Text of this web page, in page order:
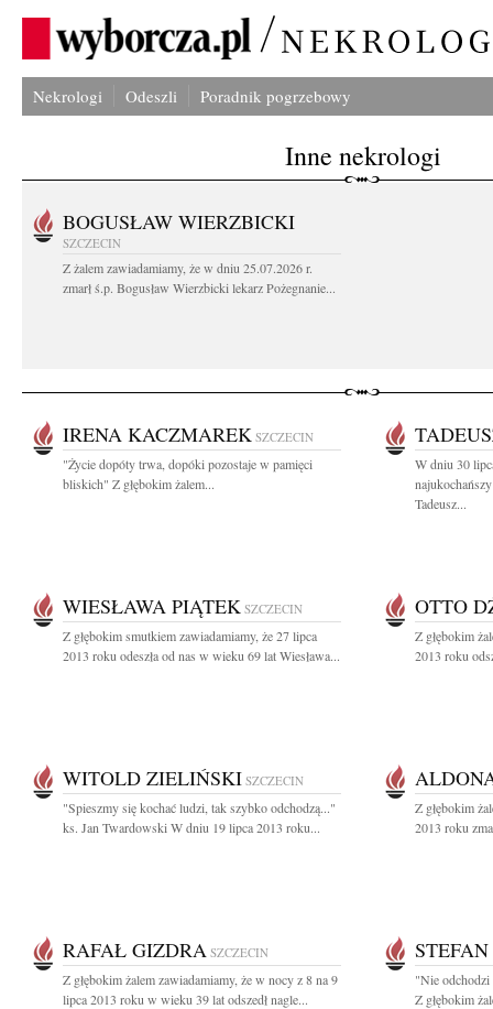
Nekrologi Odeszli Poradnik pogrzebowy
Inne nekrologi
BOGUSŁAW WIERZBICKI
SZCZECIN
Z żalem zawiadamiamy, że w dniu 25.07.2026 r.
zmarł ś.p. Bogusław Wierzbicki lekarz Pożegnanie...
IRENA KACZMAREK SZCZECIN
"Życie dopóty trwa, dopóki pozostaje w pamięci
bliskich" Z głębokim żalem...
W dniu 30
Tadeusz...
WIESŁAWA PIĄTEK SZCZECIN
Z głębokim smutkiem zawiadamiamy, że 27 lipca
2013 roku odeszła od nas w wieku 69 lat Wiesława...
OTTO
Z głębokim
2013 roku
WITOLD ZIELIŃSKI SZCZECIN
"Spieszmy się kochać ludzi, tak szybko odchodzą..."
ks. Jan Twardowski W dniu 19 lipca 2013 roku...
Z głębokim
2013 roku
RAFAŁ GIZDRA SZCZECIN
Z głębokim żalem zawiadamiamy, że w nocy z 8 na 9
lipca 2013 roku w wieku 39 lat odszedł nagle...
"Nie odchodzi
Z głębokim